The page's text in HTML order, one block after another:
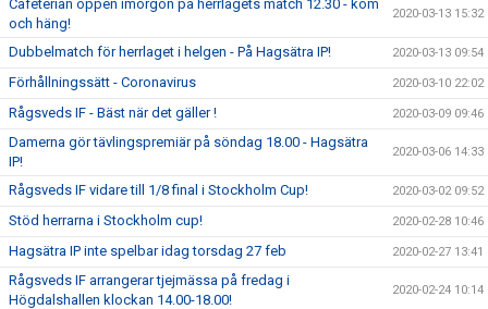
Cafeterian öppen imorgon på herrlagets match 12.30 - kom
och häng!
2020-03-13 15:32
Dubbelmatch för herrlaget i helgen - På Hagsätra IP! 2020-03-13 09:54
Förhållningssätt - Coronavirus 2020-03-10 22:02
Rågsveds IF - Bäst när det gäller ! 2020-03-09 09:46
Damerna gör tävlingspremiär på söndag 18.00 - Hagsätra
IP!
2020-03-06 14:33
Rågsveds IF vidare till 1/8 final i Stockholm Cup! 2020-03-02 09:52
Stöd herrarna i Stockholm cup! 2020-02-28 10:46
Hagsätra IP inte spelbar idag torsdag 27 feb 2020-02-27 13:41
Rågsveds IF arrangerar tjejmässa på fredag i
Högdalshallen klockan 14.00-18.00!
2020-02-24 10:14